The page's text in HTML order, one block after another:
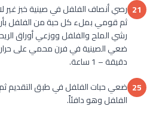
21 رصي أنصاف الفلفل في صينية خبز غير
ثم قومي بملء كل حبة من الفلفل
رشي الملح والفلفل ووزعي أوراق
دقيقة – 1 ساعة.
25 ضعي حبات الفلفل في طبق التقديم
الفلفل وهو دافئاً.